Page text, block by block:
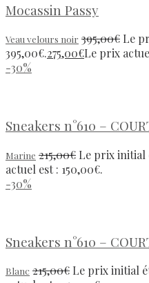
Mocassin Passy
Veau velours noir 395,00€ Le
395,00€.275,00€Le prix
-30%
Sneakers n°610 –
Marine 215,00€ Le prix initial
actuel est : 150,00€.
-30%
Sneakers n°610 –
Blanc 215,00€ Le prix initial